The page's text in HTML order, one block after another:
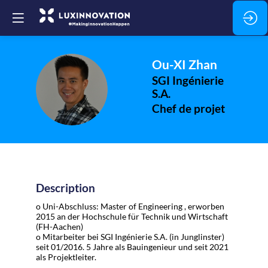
OZ
Ou-XI Zhan
SGI Ingénierie
S.A.
Chef de projet
Description
o Uni-Abschluss: Master of Engineering , erworben
2015 an der Hochschule für Technik und Wirtschaft
(FH-Aachen)
o Mitarbeiter bei SGI Ingénierie S.A. (in Junglinster)
seit 01/2016. 5 Jahre als Bauingenieur und seit 2021